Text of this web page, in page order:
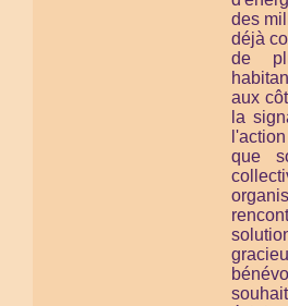
des
déjà
de
aux
la
que